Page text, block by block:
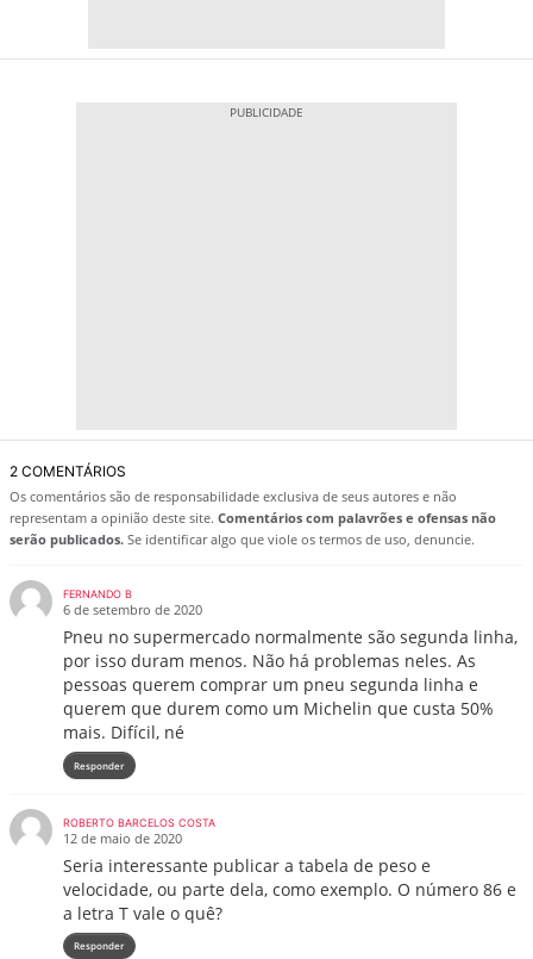
2 COMENTÁRIOS
Os comentários são de responsabilidade exclusiva de seus autores e não
representam a opinião deste site. Comentários com palavrões e ofensas não
serão publicados. Se identificar algo que viole os termos de uso, denuncie.
FERNANDO B
6 de setembro de 2020
Pneu no supermercado normalmente são segunda linha,
por isso duram menos. Não há problemas neles. As
pessoas querem comprar um pneu segunda linha e
querem que durem como um Michelin que custa 50%
mais. Difícil, né
Responder
ROBERTO BARCELOS COSTA
12 de maio de 2020
Seria interessante publicar a tabela de peso e
velocidade, ou parte dela, como exemplo. O número 86 e
a letra T vale o quê?
Responder